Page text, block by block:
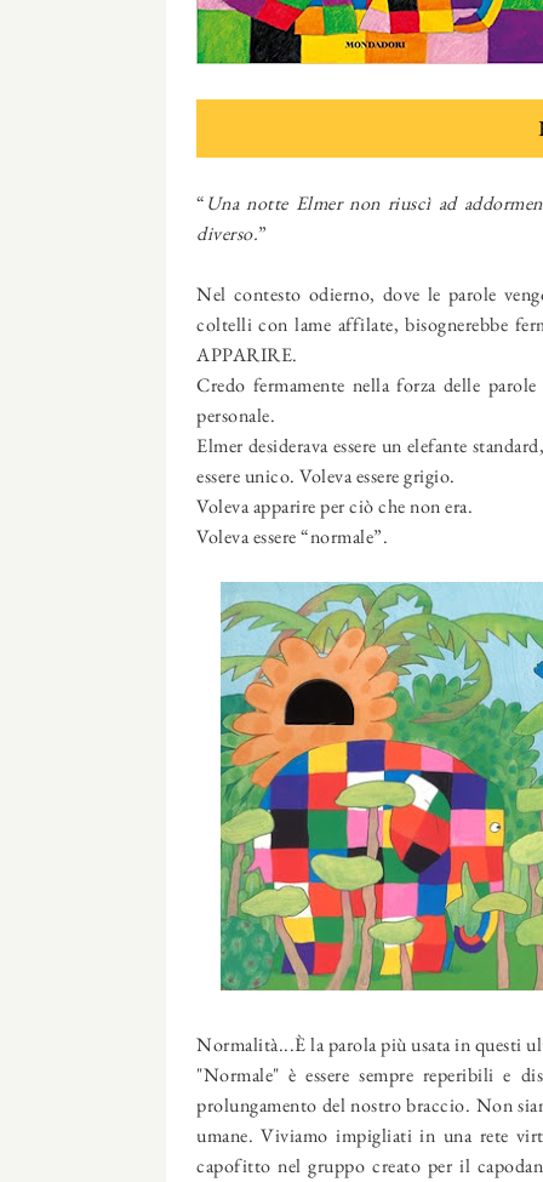
“Una notte Elmer non riuscì ad
diverso.”
Nel contesto odierno, dove le parole
coltelli con lame affilate, bisognerebbe
APPARIRE.
Credo fermamente nella forza delle
personale.
Elmer desiderava essere un elefante
essere unico. Voleva essere grigio.
Voleva apparire per ciò che non era.
Voleva essere “normale”.
Normalità...È la parola più usata in questi
"Normale" è essere sempre reperibili e
prolungamento del nostro braccio. Non
umane. Viviamo impigliati in una rete
capofitto nel gruppo creato per il